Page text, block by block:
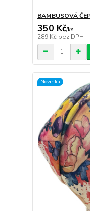
BAMBUSOVÁ
350 Kč/ks
289 Kč bez DPH
Novinka